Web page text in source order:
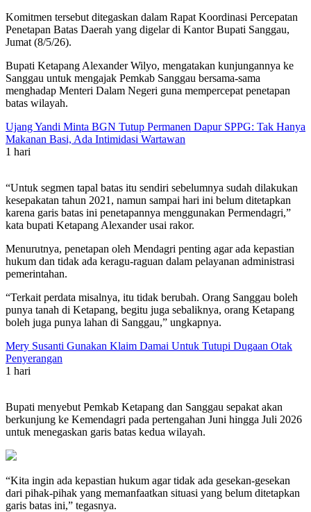
Komitmen tersebut ditegaskan dalam Rapat Koordinasi Percepatan
Penetapan Batas Daerah yang digelar di Kantor Bupati Sanggau,
Jumat (8/5/26).
Bupati Ketapang Alexander Wilyo, mengatakan kunjungannya ke
Sanggau untuk mengajak Pemkab Sanggau bersama-sama
menghadap Menteri Dalam Negeri guna mempercepat penetapan
batas wilayah.
Ujang Yandi Minta BGN Tutup Permanen Dapur SPPG: Tak Hanya
Makanan Basi, Ada Intimidasi Wartawan
1 hari
“Untuk segmen tapal batas itu sendiri sebelumnya sudah dilakukan
kesepakatan tahun 2021, namun sampai hari ini belum ditetapkan
karena garis batas ini penetapannya menggunakan Permendagri,”
kata bupati Ketapang Alexander usai rakor.
Menurutnya, penetapan oleh Mendagri penting agar ada kepastian
hukum dan tidak ada keragu-raguan dalam pelayanan administrasi
pemerintahan.
“Terkait perdata misalnya, itu tidak berubah. Orang Sanggau boleh
punya tanah di Ketapang, begitu juga sebaliknya, orang Ketapang
boleh juga punya lahan di Sanggau,” ungkapnya.
Mery Susanti Gunakan Klaim Damai Untuk Tutupi Dugaan Otak
Penyerangan
1 hari
Bupati menyebut Pemkab Ketapang dan Sanggau sepakat akan
berkunjung ke Kemendagri pada pertengahan Juni hingga Juli 2026
untuk menegaskan garis batas kedua wilayah.
“Kita ingin ada kepastian hukum agar tidak ada gesekan-gesekan
dari pihak-pihak yang memanfaatkan situasi yang belum ditetapkan
garis batas ini,” tegasnya.